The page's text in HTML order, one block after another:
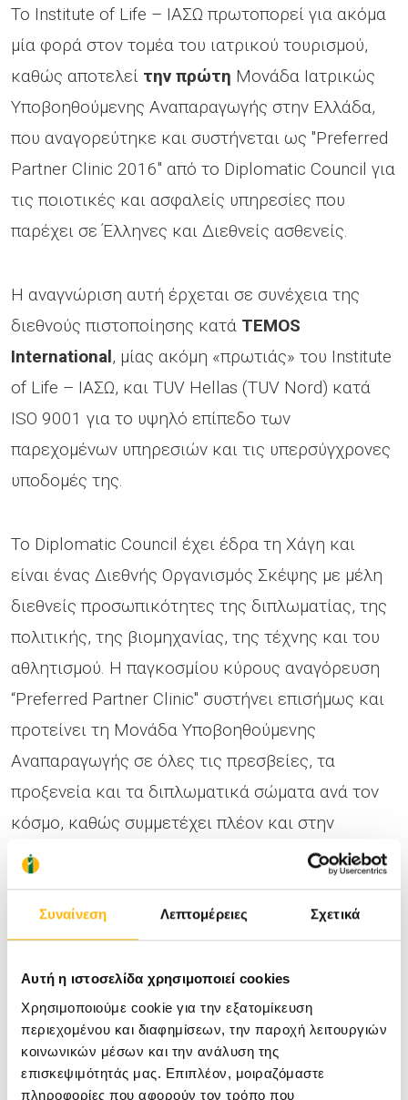
Συναίνεση Λεπτομέρειες Σχετικά
Αυτή η ιστοσελίδα χρησιμοποιεί cookies
Χρησιμοποιούμε cookie για την εξατομίκευση
περιεχομένου και διαφημίσεων, την παροχή λειτουργιών
κοινωνικών μέσων και την ανάλυση της
επισκεψιμότητάς μας. Επιπλέον, μοιραζόμαστε
πληροφορίες που αφορούν τον τρόπο που
Το Institute of Life – ΙΑΣΩ πρωτοπορεί για ακόμα
μία φορά στον τομέα του ιατρικού τουρισμού,
καθώς αποτελεί την πρώτη Μονάδα Ιατρικώς
Υποβοηθούμενης Αναπαραγωγής στην Ελλάδα,
που αναγορεύτηκε και συστήνεται ως "Preferred
Partner Clinic 2016" από το Diplomatic Council για
τις ποιοτικές και ασφαλείς υπηρεσίες που
παρέχει σε Έλληνες και Διεθνείς ασθενείς.
Η αναγνώριση αυτή έρχεται σε συνέχεια της
διεθνούς πιστοποίησης κατά TEMOS
International, μίας ακόμη «πρωτιάς» του Institute
of Life – ΙΑΣΩ, και TUV Hellas (TUV Nord) κατά
ISO 9001 για το υψηλό επίπεδο των
παρεχομένων υπηρεσιών και τις υπερσύγχρονες
υποδοµές της.
To Diplomatic Council έχει έδρα τη Χάγη και
είναι ένας Διεθνής Οργανισµός Σκέψης µε µέλη
διεθνείς προσωπικότητες της διπλωµατίας, της
πολιτικής, της βιοµηχανίας, της τέχνης και του
αθλητισµού. Η παγκοσμίου κύρους αναγόρευση
“Preferred Partner Clinic" συστήνει επισήμως και
προτείνει τη Μονάδα Υποβοηθούμενης
Αναπαραγωγής σε όλες τις πρεσβείες, τα
προξενεία και τα διπλωματικά σώματα ανά τον
κόσμο, καθώς συμμετέχει πλέον και στην
παγκόσμια λίστα "DC – Preferred Partner Hospital
Directory".
υψηλά πρότυπα λειτουργίας του, ανοίγει επίσημα
το δρόμο για τη δημιουργία ιατρικού τουρισμού
στη χώρα μας και επιβεβαιώνει τη δέσμευσή του
να παρέχει ό,τι πιο προηγμένο στα ζευγάρια που